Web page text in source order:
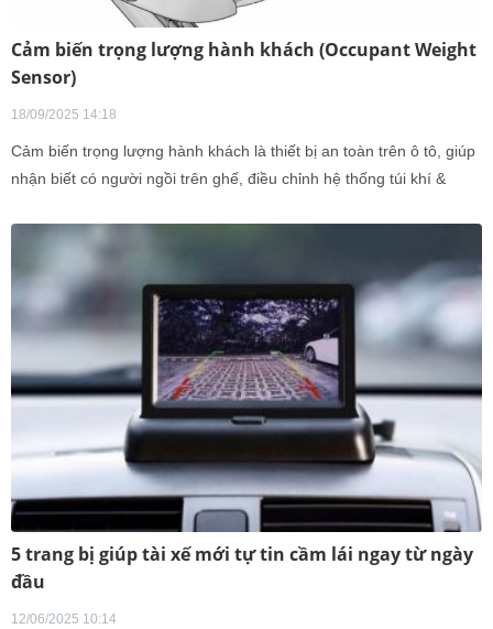
Cảm biến trọng lượng hành khách (Occupant Weight
Sensor)
18/09/2025 14:18
Cảm biến trọng lượng hành khách là thiết bị an toàn trên ô tô, giúp
nhận biết có người ngồi trên ghế, điều chỉnh hệ thống túi khí &
5 trang bị giúp tài xế mới tự tin cầm lái ngay từ ngày
đầu
12/06/2025 10:14